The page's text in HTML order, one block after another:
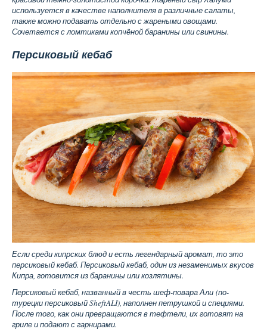
используется в качестве наполнителя в различные салаты,
также можно подавать отдельно с жареными овощами.
Сочетается с ломтиками копчёной баранины или свинины.
Персиковый кебаб
Если среди кипрских блюд и есть легендарный аромат, то это
персиковый кебаб. Персиковый кебаб, один из незаменимых вкусов
Кипра, готовится из баранины или козлятины.
Персиковый кебаб, названный в честь шеф-повара Али (по-
турецки персиковый SheftALI), наполнен петрушкой и специями.
После того, как они превращаются в тефтели, их готовят на
гриле и подают с гарнирами.